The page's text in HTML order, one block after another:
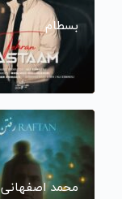
بسطام
محمد اصفهانی